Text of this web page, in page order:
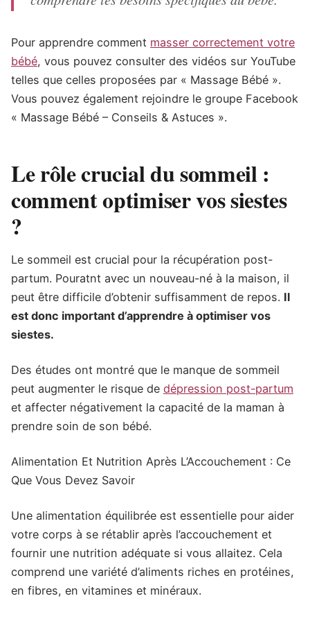
Pour apprendre comment masser correctement votre
bébé, vous pouvez consulter des vidéos sur YouTube
telles que celles proposées par « Massage Bébé ».
Vous pouvez également rejoindre le groupe Facebook
« Massage Bébé – Conseils & Astuces ».
Le rôle crucial du sommeil :
comment optimiser vos siestes
?
Le sommeil est crucial pour la récupération post-
partum. Pouratnt avec un nouveau-né à la maison, il
peut être difficile d’obtenir suffisamment de repos. Il
est donc important d’apprendre à optimiser vos
siestes.
Des études ont montré que le manque de sommeil
peut augmenter le risque de dépression post-partum
et affecter négativement la capacité de la maman à
prendre soin de son bébé.
Alimentation Et Nutrition Après L’Accouchement : Ce
Que Vous Devez Savoir
Une alimentation équilibrée est essentielle pour aider
votre corps à se rétablir après l’accouchement et
fournir une nutrition adéquate si vous allaitez. Cela
comprend une variété d’aliments riches en protéines,
en fibres, en vitamines et minéraux.